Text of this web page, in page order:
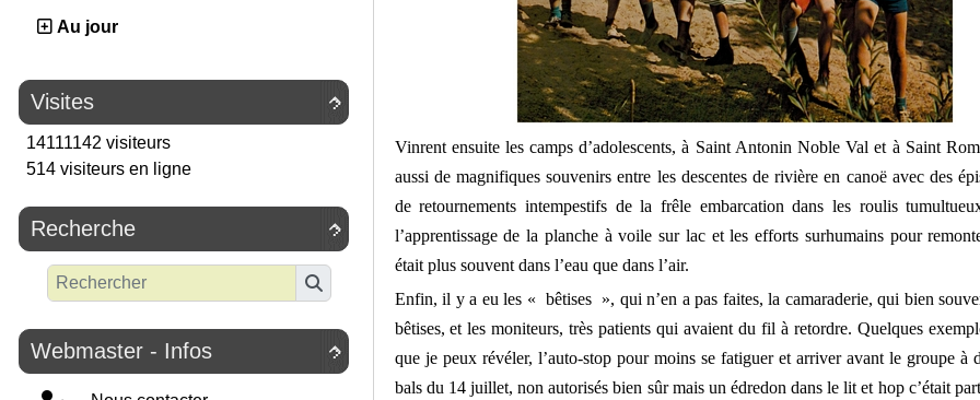
Au jour

Visites
14111142 visiteurs
514 visiteurs en ligne

Recherche

Webmaster - Infos
Vinrent ensuite les camps d’adolescents, à Saint Antonin Noble Val et à Saint
aussi de magnifiques souvenirs entre les descentes de rivière en canoë avec des
de retournements intempestifs de la frêle embarcation dans les roulis
l’apprentissage de la planche à voile sur lac et les efforts surhumains pour
était plus souvent dans l’eau que dans l’air.
Enfin, il y a eu les « bêtises », qui n’en a pas faites, la camaraderie, qui bien
bêtises, et les moniteurs, très patients qui avaient du fil à retordre. Quelques
que je peux révéler, l’auto-stop pour moins se fatiguer et arriver avant le groupe à
bals du 14 juillet, non autorisés bien sûr mais un édredon dans le lit et hop c’était